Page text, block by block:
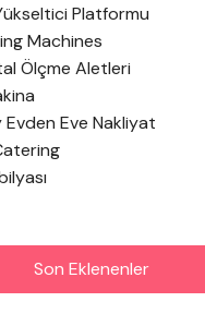
Platformu
Machines
Ölçme Aletleri
Evden Eve Nakliyat
Son Eklenenler